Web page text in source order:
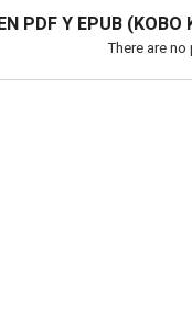
PDF Y EPUB (KOBO
There are